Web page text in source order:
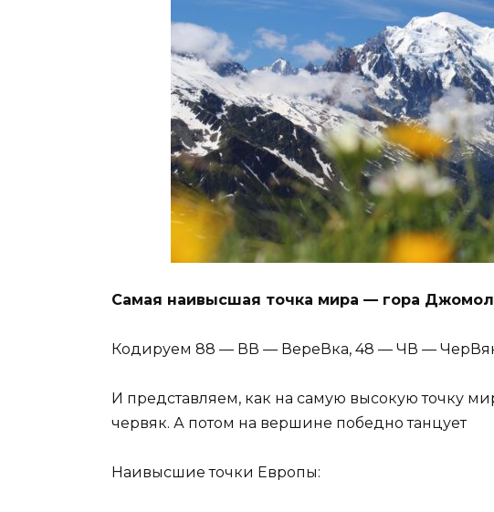
Самая наивысшая точка мира — гора
Кодируем 88 — ВВ — ВереВка, 48 — ЧВ —
И представляем, как на самую высокую точку
червяк. А потом на вершине победно танцует
Наивысшие точки Европы: